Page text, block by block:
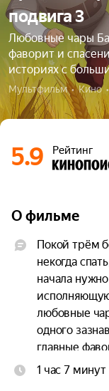
подвига 3
Любовные чары
фаворит и
историях с
Мультфильм  •  Кино
5.9 Рейтинг
О фильме
Покой трём
некогда
начала
любовные
одного
главные
без отдыха и
1 час 7 минут